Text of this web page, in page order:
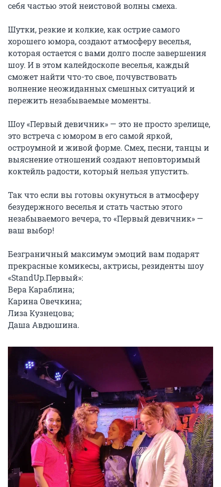
себя частью этой неистовой волны смеха.
Шутки, резкие и колкие, как острие самого
хорошего юмора, создают атмосферу веселья,
которая остается с вами долго после завершения
шоу. И в этом калейдоскопе веселья, каждый
сможет найти что-то свое, почувствовать
волнение неожиданных смешных ситуаций и
пережить незабываемые моменты.
Шоу «Первый девичник» — это не просто зрелище,
это встреча с юмором в его самой яркой,
остроумной и живой форме. Смех, песни, танцы и
выяснение отношений создают неповторимый
коктейль радости, который нельзя упустить.
Так что если вы готовы окунуться в атмосферу
безудержного веселья и стать частью этого
незабываемого вечера, то «Первый девичник» —
ваш выбор!
Безграничный максимум эмоций вам подарят
прекрасные комикесы, актрисы, резиденты шоу
«StandUp.Первый»:
Вера Караблина;
Карина Овечкина;
Лиза Кузнецова;
Даша Авдюшина.